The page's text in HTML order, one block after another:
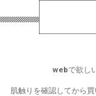
webで欲し
肌触りを確認してから